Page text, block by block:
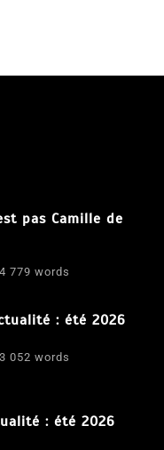
pas Camille de
4 779 words
: été 2026
3 052 words
: été 2026